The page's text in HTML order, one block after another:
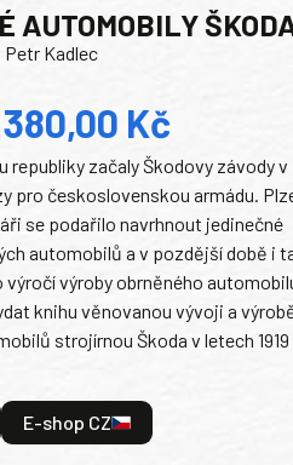
AUTOMOBILY
Kadlec
Kč
republiky začaly Škodovy závody v
pro československou armádu.
se podařilo navrhnout jedinečné
automobilů a v pozdější době i
výroby obrněného
knihu věnovanou vývoji a
strojírnou Škoda v letech 1919
E-shop CZ